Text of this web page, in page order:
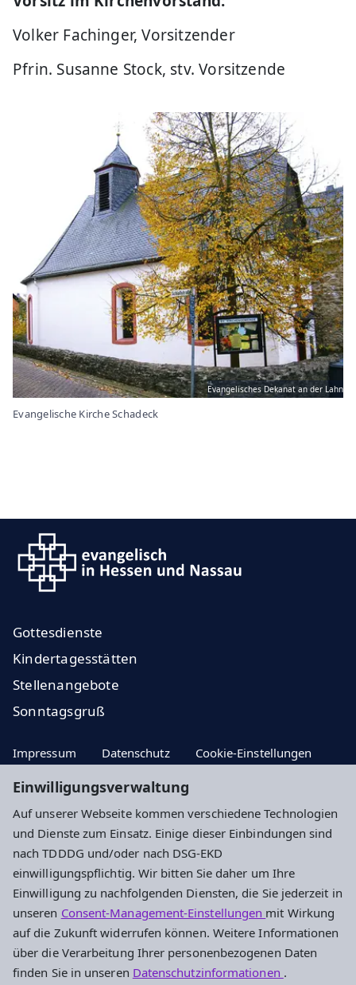
Einwilligungsverwaltung
Auf unserer Webseite kommen verschiedene Technologien
und Dienste zum Einsatz. Einige dieser Einbindungen sind
nach TDDDG und/oder nach DSG-EKD
einwilligungspflichtig. Wir bitten Sie daher um Ihre
Einwilligung zu nachfolgenden Diensten, die Sie jederzeit in
unseren Consent-Management-Einstellungen mit Wirkung
auf die Zukunft widerrufen können. Weitere Informationen
über die Verarbeitung Ihrer personenbezogenen Daten
finden Sie in unseren Datenschutzinformationen .
Volker Fachinger, Vorsitzender
Pfrin. Susanne Stock, stv. Vorsitzende
Evangelisches Dekanat an der Lahn
Evangelische Kirche Schadeck
Gottesdienste
Kindertagesstätten
Stellenangebote
Sonntagsgruß
Impressum Datenschutz Cookie-Einstellungen
Hier Aktuelle Nachrichten
Hier zum Newsletter!
Evangelisches Dekanat an der Lahn
Dietkircher Weg 5a
65549 Limburg an der Lahn